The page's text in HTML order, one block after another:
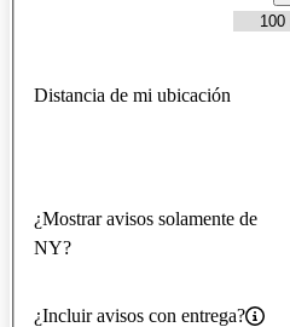
Distancia de mi ubicación
¿Mostrar avisos solamente de
NY?
¿Incluir avisos con entrega?